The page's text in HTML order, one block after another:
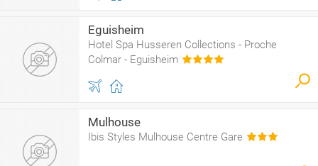
Eguisheim
Hotel Spa Husseren Collections - Proche
Colmar - Eguisheim
Mulhouse
Ibis Styles Mulhouse Centre Gare